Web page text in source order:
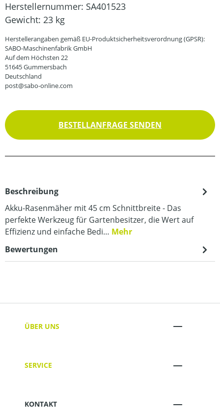
Herstellernummer: SA401523
Gewicht: 23 kg
Herstellerangaben gemäß EU-Produktsicherheitsverordnung (GPSR):
SABO-Maschinenfabrik GmbH
Auf dem Höchsten 22
51645 Gummersbach
Deutschland
post@sabo-online.com
BESTELLANFRAGE SENDEN
Beschreibung
Akku-Rasenmäher mit 45 cm Schnittbreite - Das
perfekte Werkzeug für Gartenbesitzer, die Wert auf
Effizienz und einfache Bedi… Mehr
Bewertungen
ÜBER UNS
SERVICE
KONTAKT